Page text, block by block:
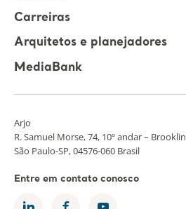
Carreiras
Arquitetos e planejadores
MediaBank
Arjo
R. Samuel Morse, 74, 10º andar – Brooklin
São Paulo-SP, 04576-060 Brasil
Entre em contato conosco